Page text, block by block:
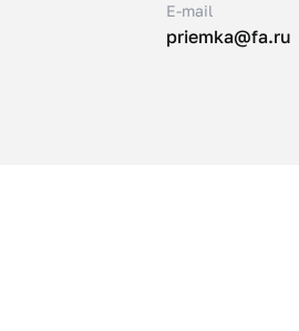
E-mail
priemka@fa.ru